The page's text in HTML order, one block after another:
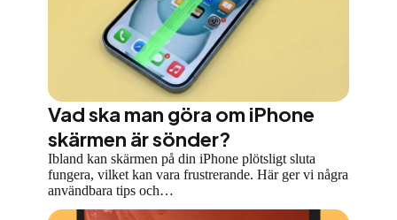
Vad ska man göra om iPhone
skärmen är sönder?
Ibland kan skärmen på din iPhone plötsligt sluta
fungera, vilket kan vara frustrerande. Här ger vi några
användbara tips och…